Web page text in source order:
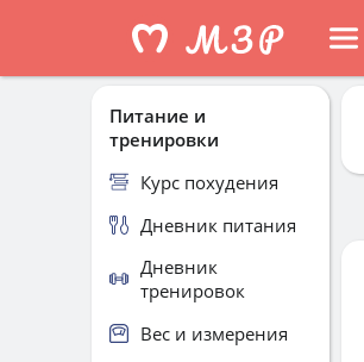
Питание и
тренировки
Курс похудения
Дневник питания
Дневник
тренировок
Вес и измерения